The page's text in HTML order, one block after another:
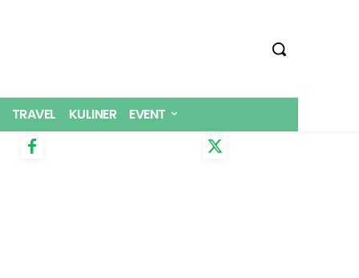
TRAVEL KULINER EVENT